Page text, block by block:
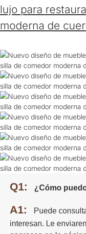
lujo para
moderna de
Q1: ¿Cómo
A1:
Puede
interesan. Le